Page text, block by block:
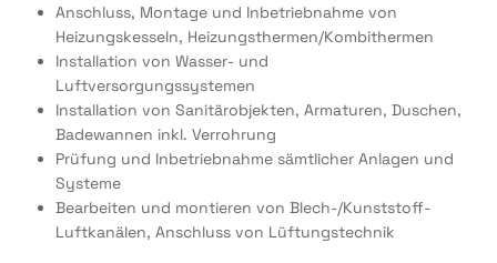
Anschluss, Montage und Inbetriebnahme von
Heizungskesseln, Heizungsthermen/Kombithermen
Installation von Wasser- und
Luftversorgungssystemen
Installation von Sanitärobjekten, Armaturen, Duschen,
Badewannen inkl. Verrohrung
Prüfung und Inbetriebnahme sämtlicher Anlagen und
Systeme
Bearbeiten und montieren von Blech-/Kunststoff-
Luftkanälen, Anschluss von Lüftungstechnik